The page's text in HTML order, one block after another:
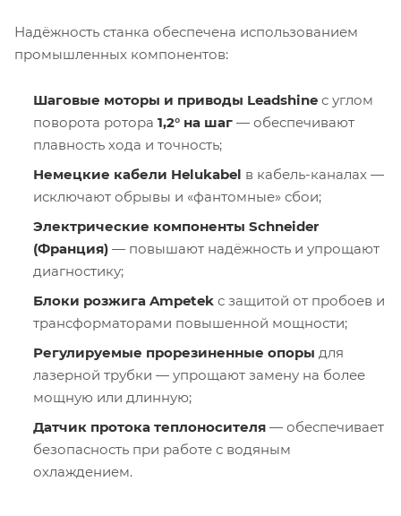
Надёжность станка обеспечена использованием
промышленных компонентов:
Шаговые моторы и приводы Leadshine с углом
поворота ротора 1,2° на шаг — обеспечивают
плавность хода и точность;
Немецкие кабели Helukabel в кабель-каналах —
исключают обрывы и «фантомные» сбои;
Электрические компоненты Schneider
(Франция) — повышают надёжность и упрощают
диагностику;
Блоки розжига Ampetek с защитой от пробоев и
трансформаторами повышенной мощности;
Регулируемые прорезиненные опоры для
лазерной трубки — упрощают замену на более
мощную или длинную;
Датчик протока теплоносителя — обеспечивает
безопасность при работе с водяным
охлаждением.